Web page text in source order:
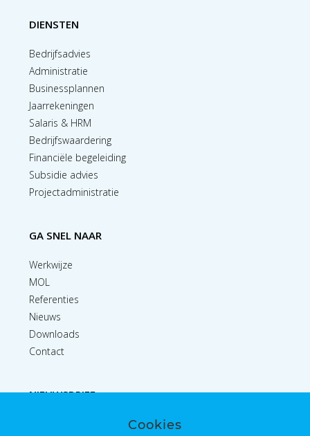
DIENSTEN
Bedrijfsadvies
Administratie
Businessplannen
Jaarrekeningen
Salaris & HRM
Bedrijfswaardering
Financiële begeleiding
Subsidie advies
Projectadministratie
GA SNEL NAAR
Werkwijze
MOL
Referenties
Nieuws
Downloads
Contact
NIEUWSBRIEF
Cookies